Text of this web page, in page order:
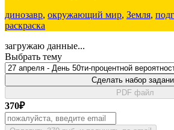
динозавр, окружающий мир, Земля,
раскраска
загружаю данные...
Выбрать тему
Сделать набор
PDF файл
370₽